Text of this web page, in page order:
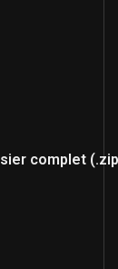
complet